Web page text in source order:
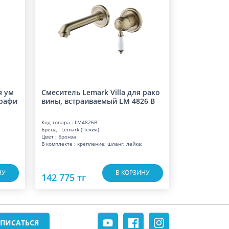
ум
Смеситель Lemark Villa для рако
вины, встраиваемый LM 4826 B
Код товара : LM4826B
Бренд : Lemark (Чехия)
Цвет : Бронза
В комплекте : крепление; шланг; лейка;
142 775 тг В КОРЗИНУ